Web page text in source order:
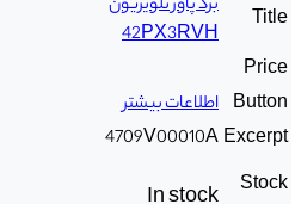
Title
برد پاور تلویزیون
42PX3RVH
Price
Button اطلاعات بیشتر
Excerpt
4709V00010A
Stock